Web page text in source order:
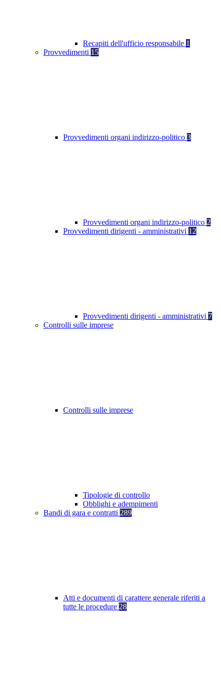
Recapiti dell'ufficio responsabile 1
Provvedimenti 15
Provvedimenti organi indirizzo-politico 3
Provvedimenti organi indirizzo-politico 2
Provvedimenti dirigenti - amministrativi 12
Provvedimenti dirigenti - amministrativi 7
Controlli sulle imprese
Controlli sulle imprese
Tipologie di controllo
Obblighi e adempimenti
Bandi di gara e contratti 289
Atti e documenti di carattere generale riferiti a
tutte le procedure 28